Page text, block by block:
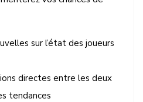
sur l’état des joueurs
directes entre les deux
tendances